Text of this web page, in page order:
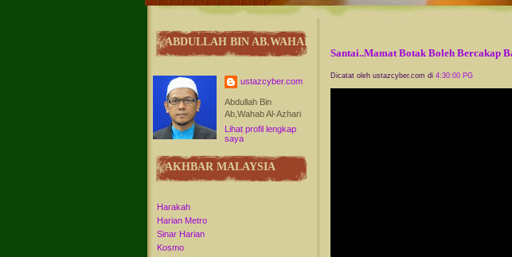
ABDULLAH BIN AB.WAHAB
ustazcyber.com
Abdullah Bin
Ab,Wahab Al-Azhari
Lihat profil lengkap
saya
AKHBAR MALAYSIA
Harakah
Harian Metro
Sinar Harian
Kosmo
Santai..Mamat Botak Boleh Bercakap
Dicatat oleh ustazcyber.com di 4:30:00 PG